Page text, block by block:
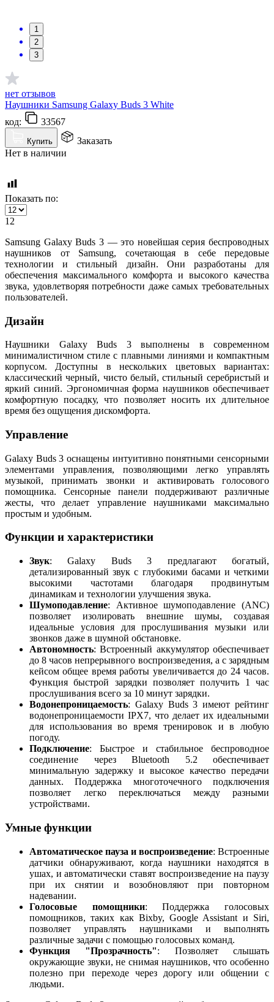
1
2
3
нет отзывов
Наушники Samsung Galaxy Buds 3 White
код:
33567
Купить
Заказать
Нет в наличии
Показать по:
12
Samsung Galaxy Buds 3 — это новейшая серия беспроводных
наушников от Samsung, сочетающая в себе передовые
технологии и стильный дизайн. Они разработаны для
обеспечения максимального комфорта и высокого качества
звука, удовлетворяя потребности даже самых требовательных
пользователей.
Дизайн
Наушники Galaxy Buds 3 выполнены в современном
минималистичном стиле с плавными линиями и компактным
корпусом. Доступны в нескольких цветовых вариантах:
классический черный, чисто белый, стильный серебристый и
яркий синий. Эргономичная форма наушников обеспечивает
комфортную посадку, что позволяет носить их длительное
время без ощущения дискомфорта.
Управление
Galaxy Buds 3 оснащены интуитивно понятными сенсорными
элементами управления, позволяющими легко управлять
музыкой, принимать звонки и активировать голосового
помощника. Сенсорные панели поддерживают различные
жесты, что делает управление наушниками максимально
простым и удобным.
Функции и характеристики
Звук: Galaxy Buds 3 предлагают богатый,
детализированный звук с глубокими басами и четкими
высокими частотами благодаря продвинутым
динамикам и технологии улучшения звука.
Шумоподавление: Активное шумоподавление (ANC)
позволяет изолировать внешние шумы, создавая
идеальные условия для прослушивания музыки или
звонков даже в шумной обстановке.
Автономность: Встроенный аккумулятор обеспечивает
до 8 часов непрерывного воспроизведения, а с зарядным
кейсом общее время работы увеличивается до 24 часов.
Функция быстрой зарядки позволяет получить 1 час
прослушивания всего за 10 минут зарядки.
Водонепроницаемость: Galaxy Buds 3 имеют рейтинг
водонепроницаемости IPX7, что делает их идеальными
для использования во время тренировок и в любую
погоду.
Подключение: Быстрое и стабильное беспроводное
соединение через Bluetooth 5.2 обеспечивает
минимальную задержку и высокое качество передачи
данных. Поддержка многоточечного подключения
позволяет легко переключаться между разными
устройствами.
Умные функции
Автоматическое пауза и воспроизведение: Встроенные
датчики обнаруживают, когда наушники находятся в
ушах, и автоматически ставят воспроизведение на паузу
при их снятии и возобновляют при повторном
надевании.
Голосовые помощники: Поддержка голосовых
помощников, таких как Bixby, Google Assistant и Siri,
позволяет управлять наушниками и выполнять
различные задачи с помощью голосовых команд.
Функция "Прозрачность": Позволяет слышать
окружающие звуки, не снимая наушников, что особенно
полезно при переходе через дорогу или общении с
людьми.